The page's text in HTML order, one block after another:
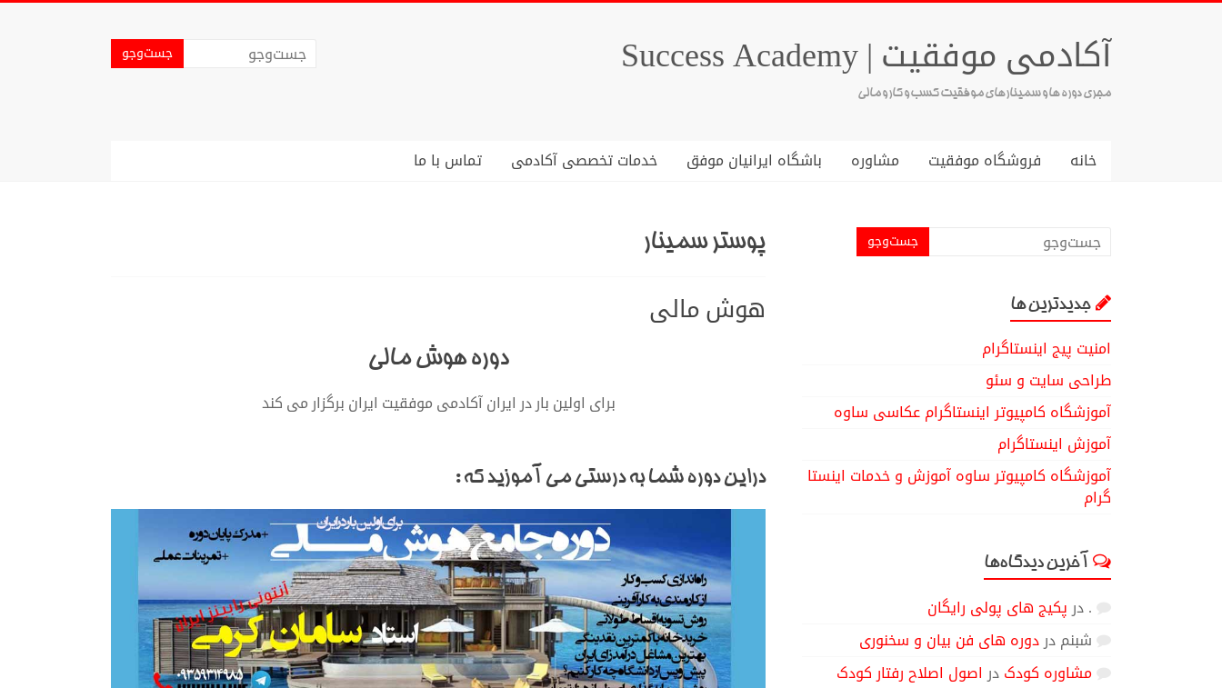
آکادمی موفقیت | Success Academy
مجری دوره ها و سمینارهای موفقیت کسب و کار و مالی
خانه فروشگاه موفقیت مشاوره باشگاه ایرانیان موفق خدمات تخصصی آکادمی تماس با ما
پوستر سمینار
هوش مالی
دوره هوش مالی
برای اولین بار در ایران آکادمی موفقیت ایران برگزار می کند
دراین دوره شما به درستی می آموزید که :
جدیدترین ها
امنیت پیج اینستاگرام
طراحی سایت و سئو
آموزشگاه کامپیوتر اینستاگرام عکاسی ساوه
آموزش اینستاگرام
آموزشگاه کامپیوتر ساوه آموزش و خدمات اینستا
گرام
آخرین دیدگاه‌ها
.درپکیج های پولی رایگان
شبنمدردوره های فن بیان و سخنوری
مشاوره کودکدراصول اصلاح رفتار کودک